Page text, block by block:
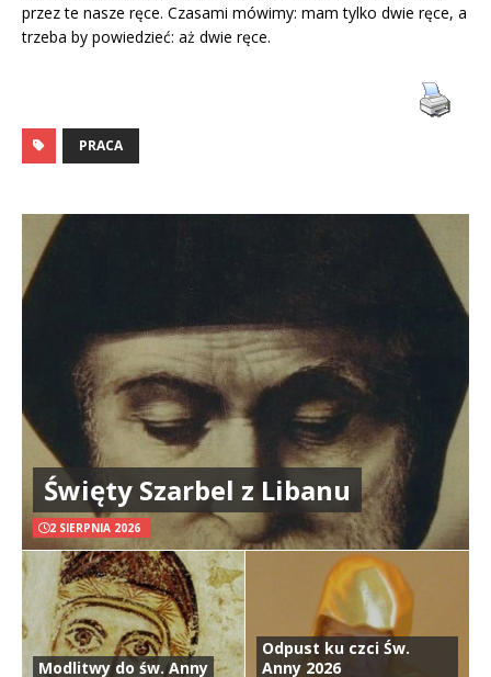
przez te nasze ręce. Czasami mówimy: mam tylko dwie ręce, a
trzeba by powiedzieć: aż dwie ręce.
PRACA
Święty Szarbel z Libanu
2 SIERPNIA 2026
Modlitwy do św. Anny
Odpust ku czci Św.
Anny 2026